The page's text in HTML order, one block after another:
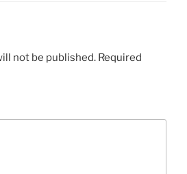
not be published. Required